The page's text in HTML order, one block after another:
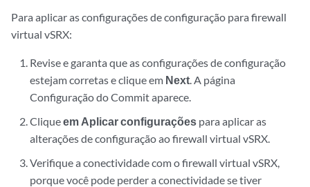
Para aplicar as configurações de configuração para firewall
virtual vSRX:
Revise e garanta que as configurações de configuração
estejam corretas e clique em Next. A página
Configuração do Commit aparece.
Cliqueem Aplicar configurações para aplicar as
alterações de configuração ao firewall virtual vSRX.
Verifique a conectividade com o firewall virtual vSRX,
porque você pode perder a conectividade se tiver